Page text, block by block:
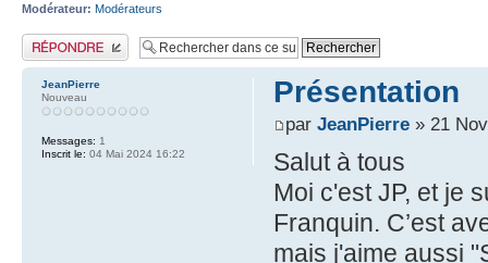
Modérateur: Modérateurs
Publier une réponse
Présentation
par JeanPierre» 21
Salut à tous
Moi c'est JP, et je
Franquin. C’est
mais j'aime aussi
JeanPierre
Nouveau
Messages: 1
Inscrit le: 04 Mai 2024 16:22